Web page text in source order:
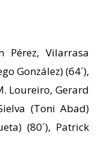
Pérez, Vilarrasa
González) (64´),
Loureiro, Gerard
(Toni Abad)
(80´), Patrick